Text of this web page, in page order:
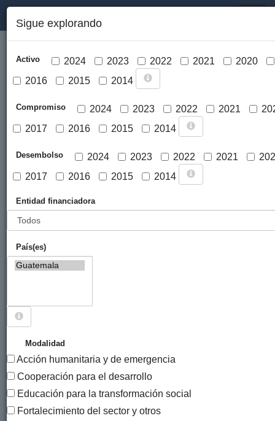
Cargar mapa
Sigue explorando
Activo 2024 2023 2022 2021
2020
2016
2015 2014
Compromiso 2024 2023 2022 2021
2017
2016 2015 2014
Desembolso 2024 2023 2022 2021
2017
2016 2015 2014
Entidad financiadora
País(es)
Modalidad
Acción humanitaria y de emergencia
Cooperación para el desarrollo
Educación para la transformación social
Fortalecimiento del sector y otros
PROYECTOS CUYO PAÍS ES GUATEMALA.
445 PROYECTOS
Entidad
financiadora
Entidad